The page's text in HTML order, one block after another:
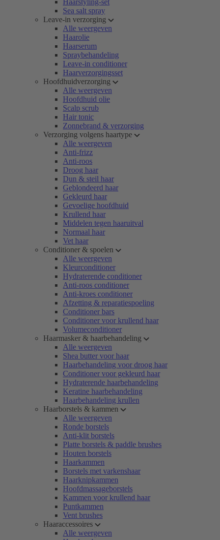
Haarstyling-set
Sea salt spray
Leave-in verzorging
Alle weergeven
Haarolie
Haarserum
Spraybehandeling
Leave-in conditioner
Haarverzorgingsset
Hoofdhuidverzorging
Alle weergeven
Hoofdhuid olie
Scalp scrub
Hair tonic
Zonnebrand & verzorging
Verzorging volgens haartype
Alle weergeven
Anti-frizz
Anti-roos
Droog haar
Dun & steil haar
Geblondeerd haar
Gekleurd haar
Gevoelige hoofdhuid
Krullend haar
Middelen tegen haaruitval
Normaal haar
Vet haar
Conditioner & spoelen
Alle weergeven
Kleurconditioner
Hydraterende conditioner
Anti-roos conditioner
Anti-kroes conditioner
Afzetting & reparatiespoeling
Conditioner bars
Conditioner voor krullend haar
Volumeconditioner
Haarmasker & haarbehandeling
Alle weergeven
Shea butter voor haar
Haarbehandeling voor droog haar
Conditioner voor gekleurd haar
Hydraterende haarbehandeling
Keratine haarbehandeling
Haarbehandeling krullen
Haarborstels & kammen
Alle weergeven
Ronde borstels
Anti-klit borstels
Platte borstels & paddle brushes
Houten borstels
Haarkammen
Borstels met varkenshaar
Haarknipkammen
Hoofdmassageborstels
Kammen voor krullend haar
Puntkammen
Vent brushes
Haaraccessoires
Alle weergeven